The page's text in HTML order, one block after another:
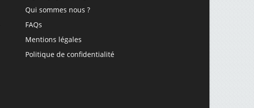
Qui sommes nous ?
FAQs
Mentions légales
Politique de confidentialité